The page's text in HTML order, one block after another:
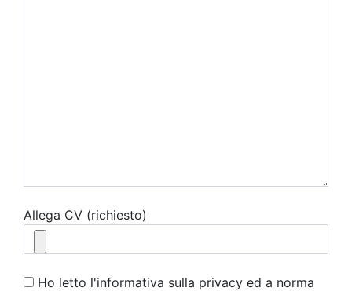
Allega CV (richiesto)
Ho letto l'informativa sulla privacy ed a norma